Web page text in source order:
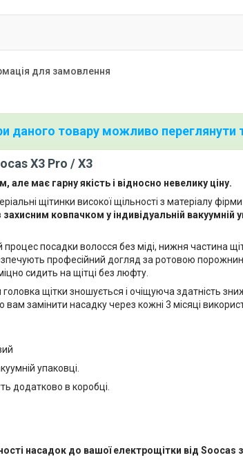
для замовлення
даного товару можливо переглянути
X3 Pro / X3
має гарну якість і відносно невелику ціну.
щітинки високої щільності з матеріалу
ковпачком у індивідуальній вакуумній
посадки волосся без міді, нижня частина
професійний догляд за ротовою
сидить на щітці без люфту.
щітки зношується і очіщуюча здатність
замінити насадку через кожні 3 місяці
упаковці.
додатково в коробці.
насадок до вашої електрощітки від Soocas